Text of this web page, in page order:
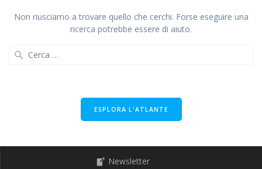
Non riusciamo a trovare quello che cerchi. Forse eseguire una
ricerca potrebbe essere di aiuto.
ESPLORA L'ATLANTE
Newsletter